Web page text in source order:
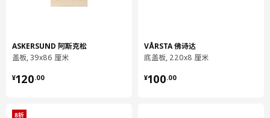
902.708.89
长度
88 厘米
净重
16.80 公斤
容量
34.6 公升
宽度
ASKERSUND 阿斯克松
盖板, 39x86 厘米
¥120.00
¥ 120.00
VÅRSTA 佛诗达
底盖板, 220x8 厘米
¥100.00
¥ 100.00